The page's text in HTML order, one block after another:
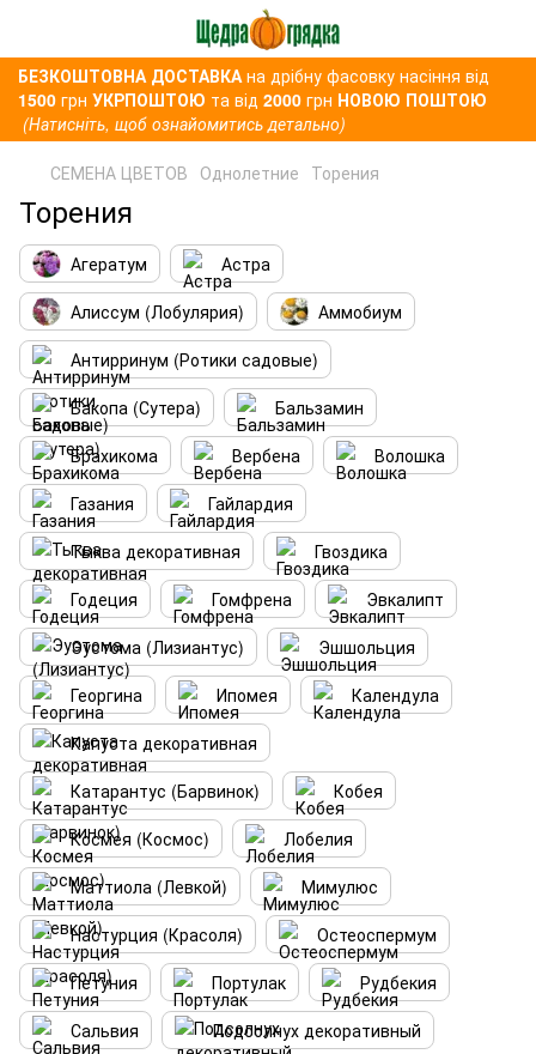
БЕЗКОШТОВНА ДОСТАВКАна дрібну фасовку насіння від
1500 грн УКРПОШТОЮ та від 2000 грн НОВОЮ ПОШТОЮ
(Натисніть, щоб ознайомитись детально)
СЕМЕНА ЦВЕТОВ Однолетние Торения
Торения
Агератум
Астра
Алиссум (Лобулярия)
Аммобиум
Антирринум (Ротики садовые)
Бакопа (Сутера)
Бальзамин
Брахикома
Вербена
Волошка
Газания
Гайлардия
Тыква декоративная
Гвоздика
Годеция
Гомфрена
Эвкалипт
Эустома (Лизиантус)
Эшшольция
Георгина
Ипомея
Календула
Капуста декоративная
Катарантус (Барвинок)
Кобея
Космея (Космос)
Лобелия
Маттиола (Левкой)
Мимулюс
Настурция (Красоля)
Остеоспермум
Петуния
Портулак
Рудбекия
Сальвия
Подсолнух декоративный